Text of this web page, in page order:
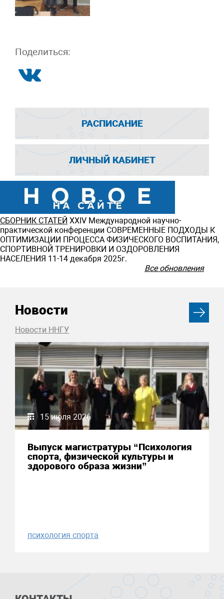
Поделиться:
РАСПИСАНИЕ
ЛИЧНЫЙ КАБИНЕТ
СБОРНИК СТАТЕЙ ХXIV Международной научно-
практической конференции СОВРЕМЕННЫЕ ПОДХОДЫ К
ОПТИМИЗАЦИИ ПРОЦЕССА ФИЗИЧЕСКОГО ВОСПИТАНИЯ,
СПОРТИВНОЙ ТРЕНИРОВКИ И ОЗДОРОВЛЕНИЯ
НАСЕЛЕНИЯ 11-14 декабря 2025г.
Все обновления
Новости
Новости ННГУ
15 июля 2026
Выпуск магистратуры “Психология
спорта, физической культуры и
здорового образа жизни”
психология спорта